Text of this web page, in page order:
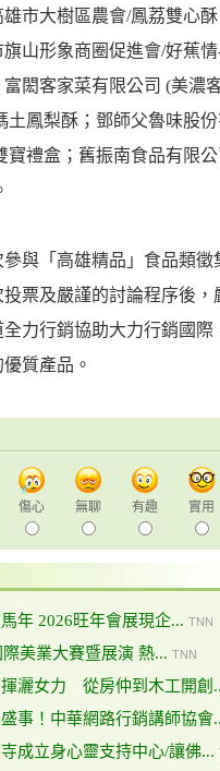
市大樹區農會/鳳荔雙心
山形象商圈促進會/好蕉
閎客家菜有限公司 (美濃
土鳳梨酥；鄧師父魯味股
寶禮盒；舊振南食品有限
與「高雄精品」食品類
票及嚴謹的討論程序後
力行銷協助大力行銷國
質產品。
傷心 無聊 有趣 實用
年 2026旺年會展現企... TNN
際美業大賽暨展演 熱... TNN
揮灑女力 從房仲到木工開創
事！中華網路行銷講師協會
成立身心靈支持中心/讓佛...